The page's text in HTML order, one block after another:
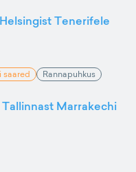
Tenerifele
saared Rannapuhkus
Marrakechi